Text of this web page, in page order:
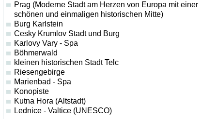
Prag (Moderne Stadt am Herzen von Europa mit einer
schönen und einmaligen historischen Mitte)
Burg Karlstein
Cesky Krumlov Stadt und Burg
Karlovy Vary - Spa
Böhmerwald
kleinen historischen Stadt Telc
Riesengebirge
Marienbad - Spa
Konopiste
Kutna Hora (Altstadt)
Lednice - Valtice (UNESCO)